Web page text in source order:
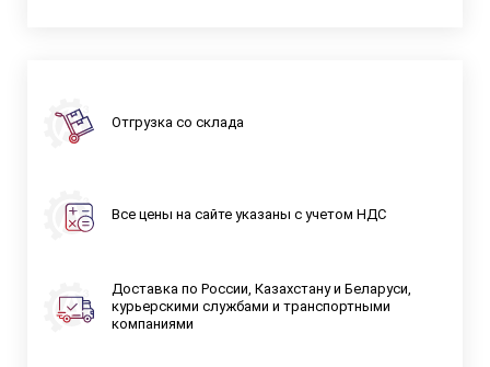
Отгрузка со склада
Все цены на сайте указаны с учетом НДС
Доставка по России, Казахстану и Беларуси,
курьерскими службами и транспортными
компаниями